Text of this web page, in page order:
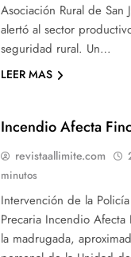
Asociación Rural de San
alertó al sector
seguridad rural. Un…
LEER MAS
Incendio Afecta
revistaallimite.com
minutos
Intervención de la
Precaria Incendio
la madrugada,